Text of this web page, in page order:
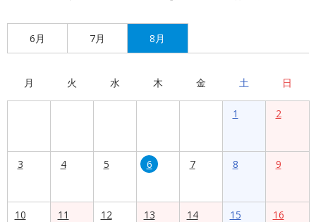
6月 7月 8月
月 火 水 木 金 土 日
1 2
3 4 5 6 7 8 9
10
11
12
13
14
15
16